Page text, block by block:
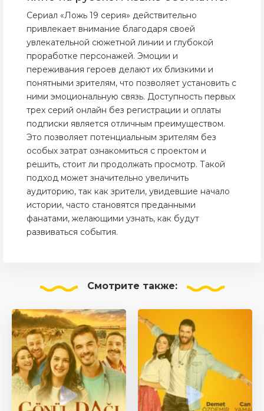
Сериал «Ложь 19 серия» действительно
привлекает внимание благодаря своей
увлекательной сюжетной линии и глубокой
проработке персонажей. Эмоции и
переживания героев делают их близкими и
понятными зрителям, что позволяет установить с
ними эмоциональную связь. Доступность первых
трех серий онлайн без регистрации и оплаты
подписки является отличным преимуществом.
Это позволяет потенциальным зрителям без
особых затрат ознакомиться с проектом и
решить, стоит ли продолжать просмотр. Такой
подход может значительно увеличить
аудиторию, так как зрители, увидевшие начало
истории, часто становятся преданными
фанатами, желающими узнать, как будут
развиваться события.
Смотрите также: